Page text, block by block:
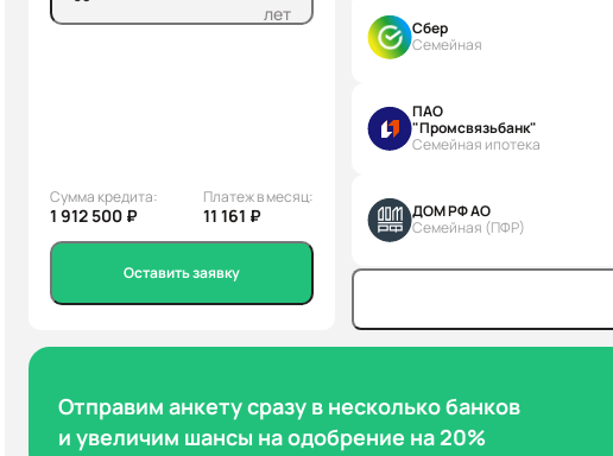
лет
Сумма кредита:
1 912 500 ₽
Платеж в месяц:
11 161 ₽
Оставить заявку
Сбер
Семейная
ПАО
"Промсвязьбанк"
Семейная ипотека
ДОМ РФ АО
Семейная (ПФР)
Отправим анкету сразу в несколько банков
и увеличим шансы на одобрение на 20%